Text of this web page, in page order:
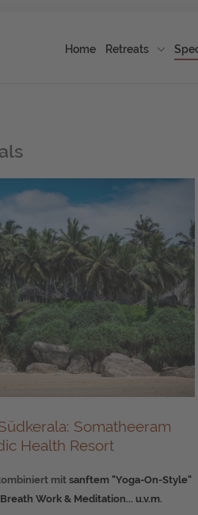
Home Retreats
Somatheeram
Health Resort
mit sanftem "Yoga-On-Style"
Work & Meditation... u.v.m.